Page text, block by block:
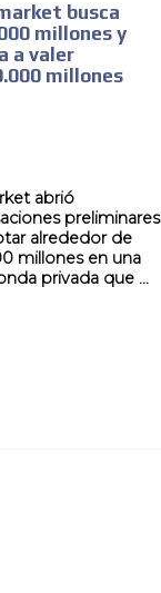
busca
millones y
a valer
millones
abrió
preliminares
alrededor de
millones en una
privada que ...